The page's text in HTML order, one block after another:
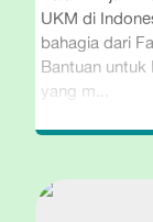
UKM di
bahagia dari
Bantuan untuk
yang m...